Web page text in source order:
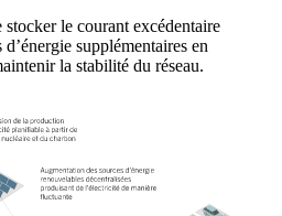
le courant excédentaire
d’énergie supplémentaires en
la stabilité du réseau.